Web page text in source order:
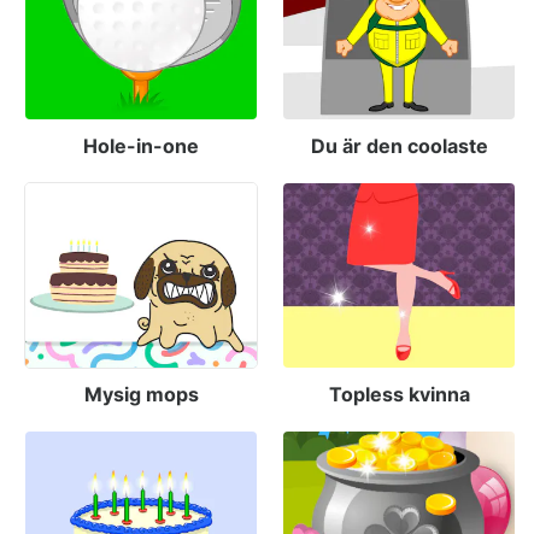
Hole-in-one Du är den coolaste
Mysig mops Topless kvinna